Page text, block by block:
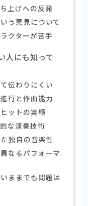
上げへの反発
う意見について
クターが苦手
人にも知って
伝わりにくい
行と作曲能力
ットの実績
な演奏技術
独自の音楽性
なるパフォーマ
ままでも問題は